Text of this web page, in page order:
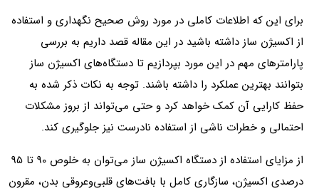
برای این که اطلاعات کاملی در مورد روش صحیح نگهداری و استفاده
از اکسیژن ساز داشته باشید در این مقاله قصد داریم به بررسی
پارامترهای مهم در این مورد بپردازیم تا دستگاه‌های اکسیژن ساز
بتوانند بهترین عملکرد را داشته باشند. توجه به نکات ذکر شده به
حفظ کارایی آن کمک خواهد کرد و حتی می‌تواند از بروز مشکلات
احتمالی و خطرات ناشی از استفاده نادرست نیز جلوگیری کند.
از مزایای استفاده از دستگاه اکسیژن ساز می‌توان به خلوص 90 تا 95
درصدی اکسیژن، سازگاری کامل با بافت‌‌های قلبی‌و‌عروقی بدن، مقرون‌